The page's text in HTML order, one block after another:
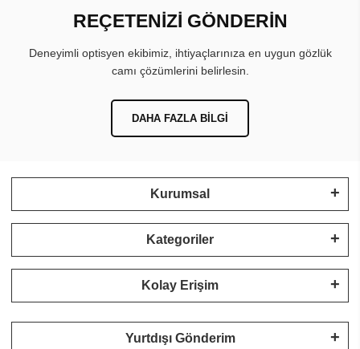
REÇETENİZİ GÖNDERİN
Deneyimli optisyen ekibimiz, ihtiyaçlarınıza en uygun gözlük
camı çözümlerini belirlesin.
DAHA FAZLA BILGI
Kurumsal
Kategoriler
Kolay Erişim
Yurtdışı Gönderim